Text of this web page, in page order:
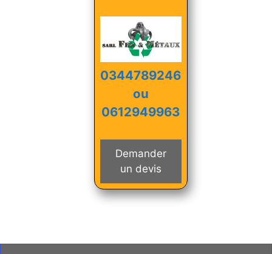
0344789246
ou
0612949963
Demander
un devis